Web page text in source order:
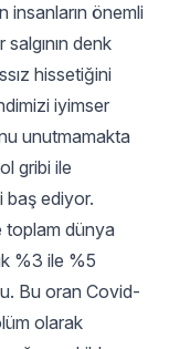
önemli
salgının denk
hissetiğini
iyimser
unutmamakta
gribi ile
baş ediyor.
toplam dünya
%3 ile %5
Bu oran Covid-
olarak